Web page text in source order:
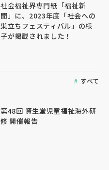
社会福祉界専門紙「福祉新
聞」に、2023年度「社会への
巣立ちフェスティバル」の様
子が掲載されました！
すべて
第48回 資生堂児童福祉海外研
修 開催報告